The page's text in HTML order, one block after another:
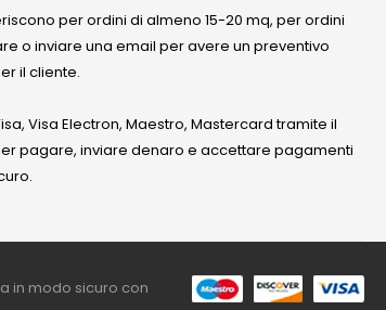
per ordini di almeno 15-20 mq, per ordini
o inviare una email per avere un preventivo
il cliente.
Visa Electron, Maestro, Mastercard tramite il
pagare, inviare denaro e accettare pagamenti
in modo sicuro con